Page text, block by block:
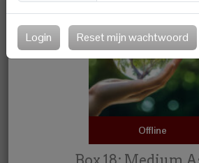
Offline
Login Reset mijn wachtwoord